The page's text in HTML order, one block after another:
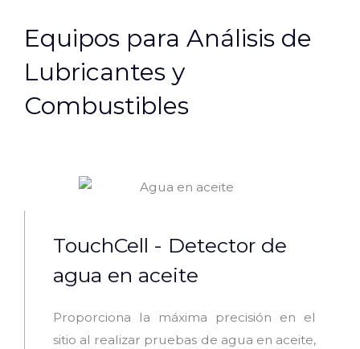
Equipos para Análisis de
Lubricantes y
Combustibles
TouchCell - Detector de
agua en aceite
Proporciona la máxima precisión en el
sitio al realizar pruebas de agua en aceite,